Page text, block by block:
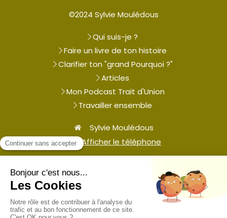
©2024 Sylvie Moulédous
Qui suis-je ?
Faire un livre de ton histoire
Clarifier ton "grand Pourquoi ?"
Articles
Mon Podcast Trait d'Union
Travailler ensemble
Sylvie Moulédous
Afficher le téléphone
Mentions légales
Contacter Sylvie Moulédous